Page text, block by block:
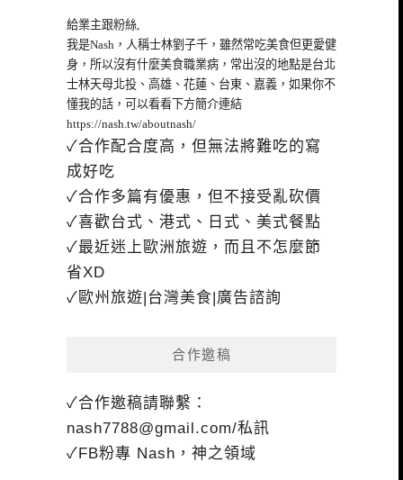
給業主跟粉絲,
我是Nash，人稱士林劉子千，雖然常吃美食但更愛健
身，所以沒有什麼美食職業病，常出沒的地點是台北
士林天母北投、高雄、花蓮、台東、嘉義，如果你不
懂我的話，可以看看下方簡介連結
https://nash.tw/aboutnash/
✓合作配合度高，但無法將難吃的寫
成好吃
✓合作多篇有優惠，但不接受亂砍價
✓喜歡台式、港式、日式、美式餐點
✓最近迷上歐洲旅遊，而且不怎麼節
省XD
✓歐州旅遊|台灣美食|廣告諮詢
合作邀稿
✓合作邀稿請聯繫：
nash7788@gmail.com/私訊
✓FB粉專 Nash，神之領域